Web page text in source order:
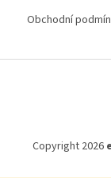
Obchodní
Copyright 2026